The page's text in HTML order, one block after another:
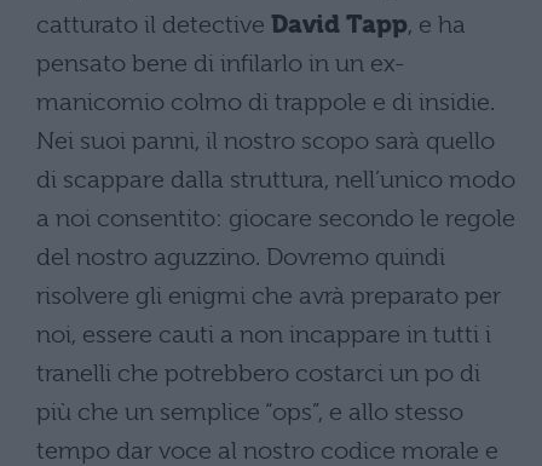
catturato il detective David Tapp, e ha
pensato bene di infilarlo in un ex-
manicomio colmo di trappole e di insidie.
Nei suoi panni, il nostro scopo sarà quello
di scappare dalla struttura, nell’unico modo
a noi consentito: giocare secondo le regole
del nostro aguzzino. Dovremo quindi
risolvere gli enigmi che avrà preparato per
noi, essere cauti a non incappare in tutti i
tranelli che potrebbero costarci un po di
più che un semplice “ops”, e allo stesso
tempo dar voce al nostro codice morale e